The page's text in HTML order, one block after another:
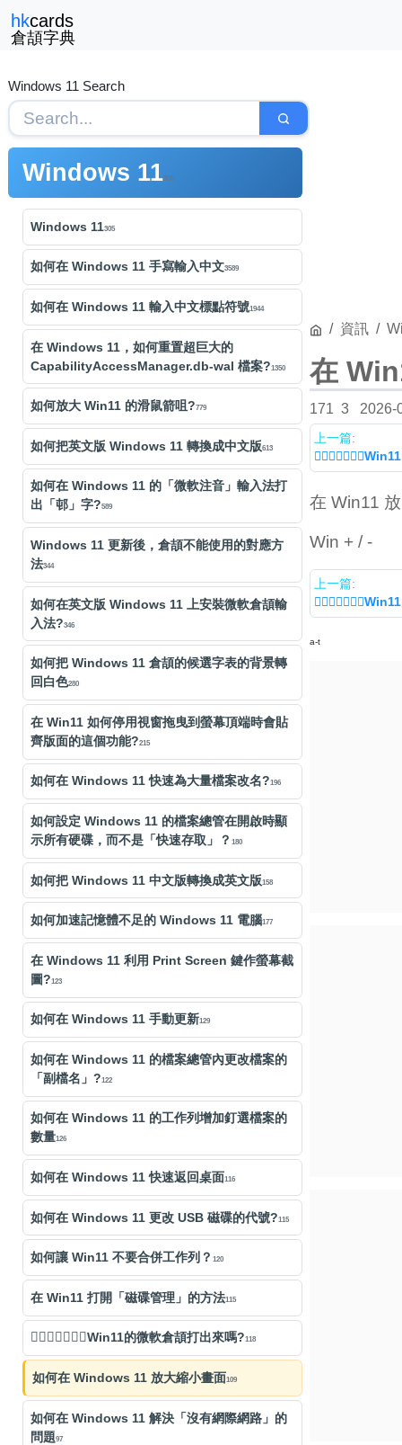
hkcards
倉頡字典
Windows 11 Search
Windows 11305
Windows 11305
如何在 Windows 11 手寫輸入中文3589
如何在 Windows 11 輸入中文標點符號1944
在 Windows 11，如何重置超巨大的
CapabilityAccessManager.db-wal 檔案?1350
如何放大 Win11 的滑鼠箭咀?779
如何把英文版 Windows 11 轉換成中文版613
如何在 Windows 11 的「微軟注音」輸入法打
出「邨」字?589
Windows 11 更新後，倉頡不能使用的對應方
法344
如何在英文版 Windows 11 上安裝微軟倉頡輸
入法?346
如何把 Windows 11 倉頡的候選字表的背景轉
回白色280
在 Win11 如何停用視窗拖曳到螢幕頂端時會貼
齊版面的這個功能?215
如何在 Windows 11 快速為大量檔案改名?196
如何設定 Windows 11 的檔案總管在開啟時顯
示所有硬碟，而不是「快速存取」？ 180
如何把 Windows 11 中文版轉換成英文版158
如何加速記憶體不足的 Windows 11 電腦177
在 Windows 11 利用 Print Screen 鍵作螢幕截
圖?123
如何在 Windows 11 手動更新129
如何在 Windows 11 的檔案總管內更改檔案的
「副檔名」?122
如何在 Windows 11 的工作列增加釘選檔案的
數量126
如何在 Windows 11 快速返回桌面116
如何在 Windows 11 更改 USB 磁碟的代號?115
如何讓 Win11 不要合併工作列？ 120
在 Win11 打開「磁碟管理」的方法115
「𡑞」字可以用Win11的微軟倉頡打出來嗎?118
如何在 Windows 11 放大縮小畫面109
如何在 Windows 11 解決「沒有網際網路」的
問題97
資訊
在
171 3 2026-
上一篇:
「𡑞」字可以用
在 Win11
Win + / -
上一篇:
「𡑞」字可以用
a-t